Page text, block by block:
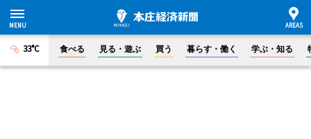
33°C 食べる 見る・遊ぶ 買う 暮らす・働く 学ぶ・知る